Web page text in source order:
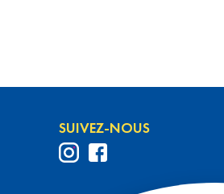
SUIVEZ-NOUS